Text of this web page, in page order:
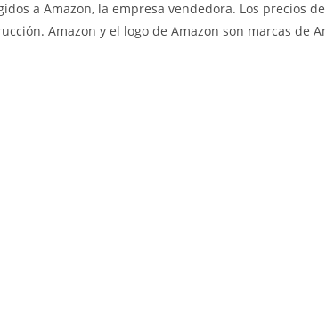
a Amazon, la empresa vendedora. Los precios
Amazon y el logo de Amazon son marcas de